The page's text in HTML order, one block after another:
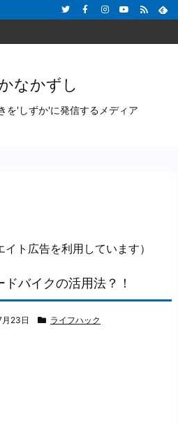
なかずし
を'しずか'に発信するメディア
イト広告を利用しています）
バイクの活用法？！
23日 ライフハック